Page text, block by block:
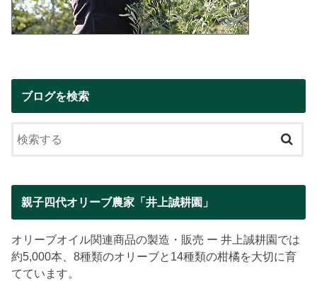
ブログを検索
親子四代オリーブ農家「井上誠耕園」
オリーブオイル関連商品の製造・販売 ー 井上誠耕園では
約5,000本、8種類のオリーブと14種類の柑橘を大切に育
てています。